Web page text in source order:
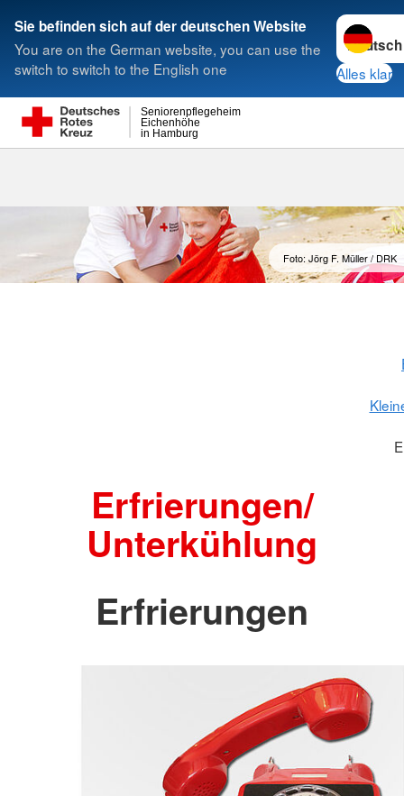
Sie befinden sich auf der deutschen Website
You are on the German website, you can use the
switch to switch to the English one
Sprache
Alles klar
in Hamburg
Eichenhöhe
Seniorenpflegeheim
Suche
Foto: Jörg F. Müller / DRK
Erfrierungen/
Unterkühlung
Erfrierungen